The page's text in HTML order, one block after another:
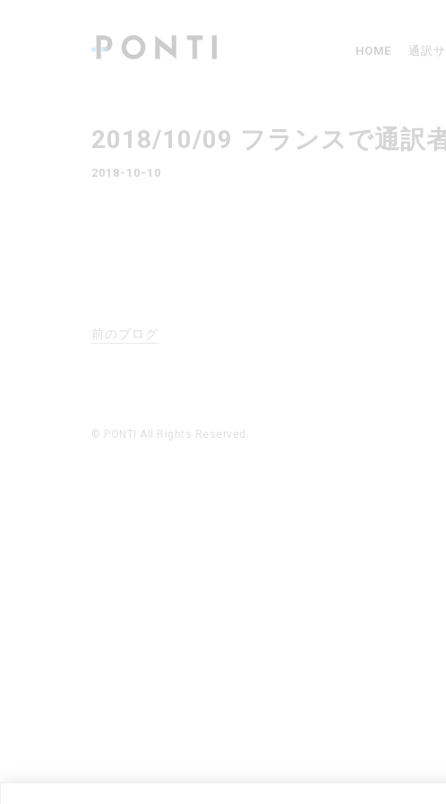
HOME 通訳
2018/10/09 フランスで通訳
2018-10-10
前のブログ
© PONTI All Rights Reserved.